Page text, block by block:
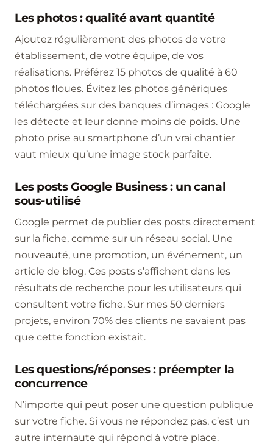
Les photos : qualité avant quantité
Ajoutez régulièrement des photos de votre
établissement, de votre équipe, de vos
réalisations. Préférez 15 photos de qualité à 60
photos floues. Évitez les photos génériques
téléchargées sur des banques d’images : Google
les détecte et leur donne moins de poids. Une
photo prise au smartphone d’un vrai chantier
vaut mieux qu’une image stock parfaite.
Les posts Google Business : un canal
sous-utilisé
Google permet de publier des posts directement
sur la fiche, comme sur un réseau social. Une
nouveauté, une promotion, un événement, un
article de blog. Ces posts s’affichent dans les
résultats de recherche pour les utilisateurs qui
consultent votre fiche. Sur mes 50 derniers
projets, environ 70% des clients ne savaient pas
que cette fonction existait.
Les questions/réponses : préempter la
concurrence
N’importe qui peut poser une question publique
sur votre fiche. Si vous ne répondez pas, c’est un
autre internaute qui répond à votre place.